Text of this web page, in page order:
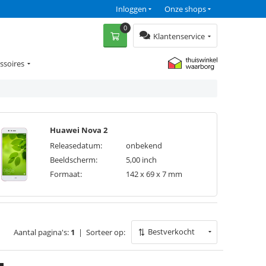
Onze shops
Inloggen
Klantenservice
0
Huawei Nova 2
Releasedatum:
onbekend
Beeldscherm:
5,00 inch
Formaat:
142 x 69 x 7 mm
Sorteer op: Bestverkocht
Aantal pagina's: 1 |